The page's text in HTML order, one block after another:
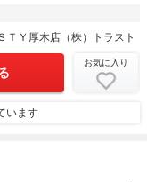
Ｙ厚木店（株）トラスト
お気に入り
います